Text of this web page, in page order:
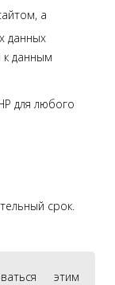
а
данных
к данным
для любого
срок.
этим